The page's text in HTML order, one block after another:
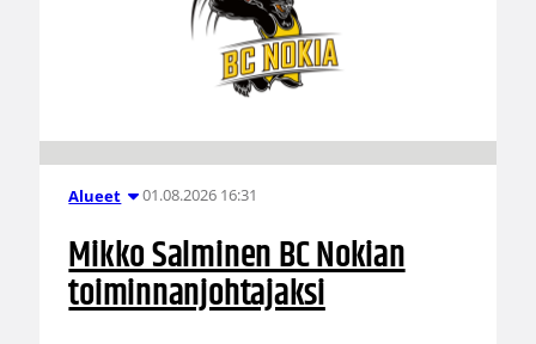
Alueet 01.08.2026 16:31
Mikko Salminen BC Nokian
toiminnanjohtajaksi